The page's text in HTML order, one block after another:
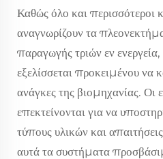
Καθώς όλο και περισσότεροι
αναγνωρίζουν τα
παραγωγής τριών εν ενεργεία,
εξελίσσεται προκειμένου να
ανάγκες της βιομηχανίας.
επεκτείνονται για να
τύπους υλικών και
αυτά τα συστήματα